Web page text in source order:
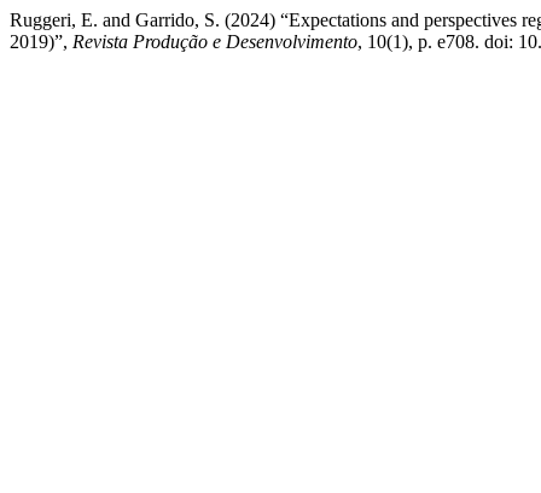
Ruggeri, E. and Garrido, S. (2024) “Expectations and perspectives
2019)”, Revista Produção e Desenvolvimento, 10(1), p. e708. doi: